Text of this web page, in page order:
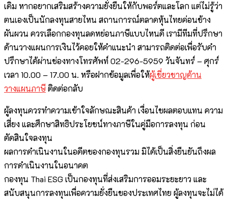
เดิม หากอยากเสริมสร้างความยั่งยืนให้กับพอร์ตและโลก แต่ไม่รู้ว่า
ตนเองเป็นนักลงทุนสายไหน สถานการณ์ตลาดหุ้นไทยค่อนข้าง
ผันผวน ควรเลือกกองทุนลดหย่อนภาษีแบบไหนดี เรามีทีมที่ปรึกษา
ด้านวางแผนการเงินไว้คอยให้คำแนะนำ สามารถติดต่อเพื่อรับคำ
ปรึกษาได้ผ่านช่องทางโทรศัพท์ 02-296-5959 วันจันทร์ – ศุกร์
เวลา 10.00 – 17.00 น. หรือฝากข้อมูลเพื่อให้ผู้เชี่ยวชาญด้าน
วางแผนภาษี ติดต่อกลับ
ผู้ลงทุนควรทำความเข้าใจลักษณะสินค้า เงื่อนไขผลตอบแทน ความ
เสี่ยง และศึกษาสิทธิประโยชน์ทางภาษีในคู่มือการลงทุน ก่อน
ตัดสินใจลงทุน
ผลการดำเนินงานในอดีตของกองทุนรวม มิได้เป็นสิ่งยืนยันถึงผล
การดำเนินงานในอนาคต
กองทุน Thai ESG เป็นกองทุนที่ส่งเสริมการออมระยะยาว และ
สนับสนุนการลงทุนเพื่อความยั่งยืนของประเทศไทย ผู้ลงทุนจะไม่ได้